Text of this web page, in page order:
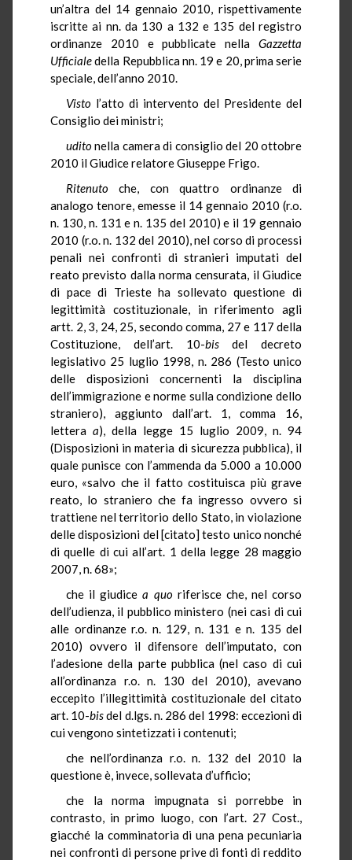
un’altra del 14 gennaio 2010, rispettivamente
iscritte ai nn. da 130 a 132 e 135 del registro
ordinanze 2010 e pubblicate nella Gazzetta
Ufficialedella Repubblica nn. 19 e 20, prima serie
speciale, dell’anno 2010.
Visto l’atto di intervento del Presidente del
Consiglio dei ministri;
uditonella camera di consiglio del 20 ottobre
2010 il Giudice relatore Giuseppe Frigo.
Ritenutoche, con quattro ordinanze di
analogo tenore, emesse il 14 gennaio 2010 (r.o.
n. 130, n. 131 e n. 135 del 2010) e il 19 gennaio
2010 (r.o. n. 132 del 2010), nel corso di processi
penali nei confronti di stranieri imputati del
reato previsto dalla norma censurata, il Giudice
di pace di Trieste ha sollevato questione di
legittimità costituzionale, in riferimento agli
artt. 2, 3, 24, 25, secondo comma, 27 e 117 della
Costituzione, dell’art. 10-bisdel decreto
legislativo 25 luglio 1998, n. 286 (Testo unico
delle disposizioni concernenti la disciplina
dell’immigrazione e norme sulla condizione dello
straniero), aggiunto dall’art. 1, comma 16,
lettera a), della legge 15 luglio 2009, n. 94
(Disposizioni in materia di sicurezza pubblica), il
quale punisce con l’ammenda da 5.000 a 10.000
euro, «salvo che il fatto costituisca più grave
reato, lo straniero che fa ingresso ovvero si
trattiene nel territorio dello Stato, in violazione
delle disposizioni del [citato] testo unico nonché
di quelle di cui all’art. 1 della legge 28 maggio
2007, n. 68»;
che il giudicea quoriferisce che, nel corso
dell’udienza, il pubblico ministero (nei casi di cui
alle ordinanze r.o. n. 129, n. 131 e n. 135 del
2010) ovvero il difensore dell’imputato, con
l’adesione della parte pubblica (nel caso di cui
all’ordinanza r.o. n. 130 del 2010), avevano
eccepito l’illegittimità costituzionale del citato
art. 10-bisdel d.lgs. n. 286 del 1998: eccezioni di
cui vengono sintetizzati i contenuti;
che nell’ordinanza r.o. n. 132 del 2010 la
questione è, invece, sollevata d’ufficio;
che la norma impugnata si porrebbe in
contrasto, in primo luogo, con l’art. 27 Cost.,
giacché la comminatoria di una pena pecuniaria
nei confronti di persone prive di fonti di reddito